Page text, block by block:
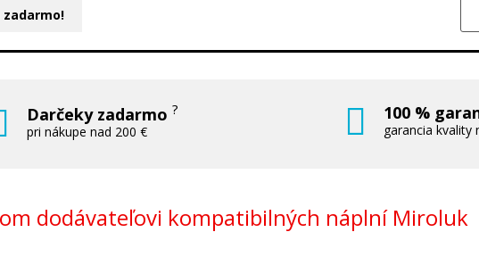
zadarmo!
Darčeky zadarmo?
pri nákupe nad 200 €
100 %
garancia kvality
dodávateľovi kompatibilných náplní Miroluk